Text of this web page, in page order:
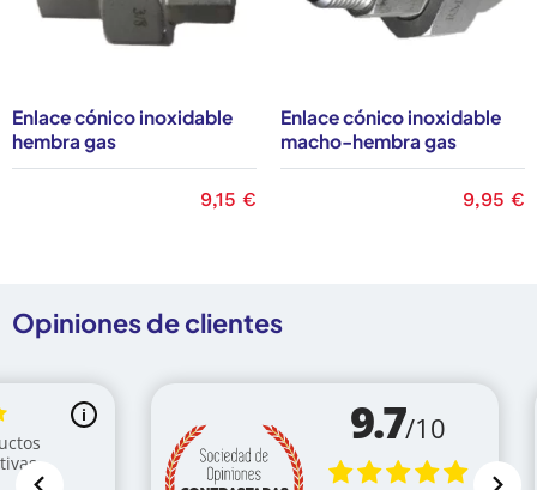
Enlace cónico inoxidable
hembra gas
Precio
9,15 €
Enlace cónico inoxidable
macho-hembra gas
Precio
9,95 €
Opiniones de clientes